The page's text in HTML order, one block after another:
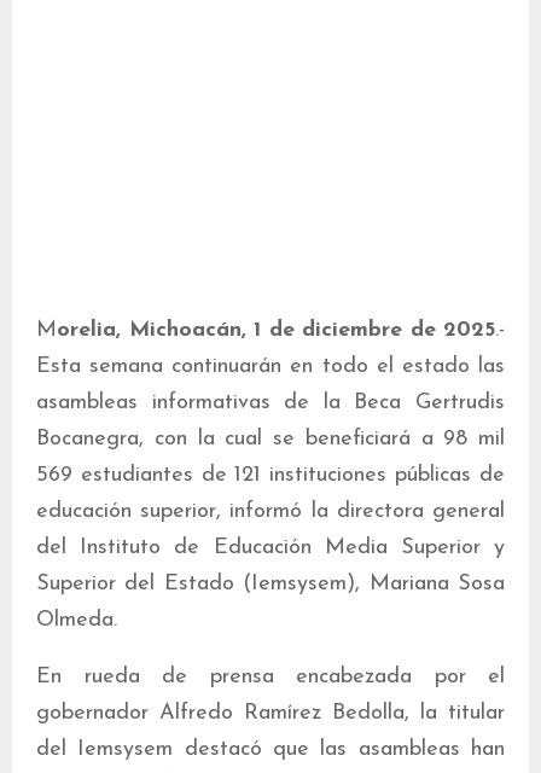
Morelia, Michoacán, 1 de diciembre de 2025.-
Esta semana continuarán en todo el estado las
asambleas informativas de la Beca Gertrudis
Bocanegra, con la cual se beneficiará a 98 mil
569 estudiantes de 121 instituciones públicas de
educación superior, informó la directora general
del Instituto de Educación Media Superior y
Superior del Estado (Iemsysem), Mariana Sosa
Olmeda.
En rueda de prensa encabezada por el
gobernador Alfredo Ramírez Bedolla, la titular
del Iemsysem destacó que las asambleas han